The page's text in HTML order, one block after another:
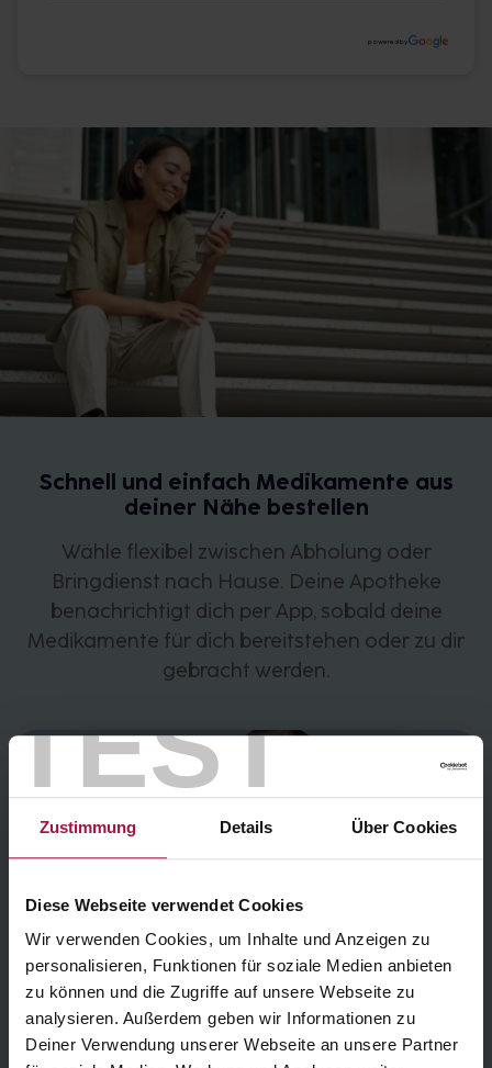
TEST
Zustimmung Details Über Cookies
Diese Webseite verwendet Cookies
Wir verwenden Cookies, um Inhalte und Anzeigen zu
personalisieren, Funktionen für soziale Medien anbieten
zu können und die Zugriffe auf unsere Webseite zu
analysieren. Außerdem geben wir Informationen zu
Deiner Verwendung unserer Webseite an unsere Partner
powered by
Schnell und einfach Medikamente aus
deiner Nähe bestellen
Wähle flexibel zwischen Abholung oder
Bringdienst nach Hause. Deine Apotheke
benachrichtigt dich per App, sobald deine
Medikamente für dich bereitstehen oder zu dir
gebracht werden.